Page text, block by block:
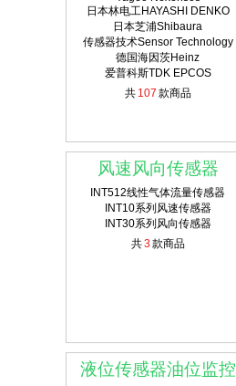
日本林电工HAYASHI DENKO
日本芝浦Shibaura
传感器技术Sensor Technology
德国海因茨Heinz
爱普科斯TDK EPCOS
共 107 款商品
风速风向传感器
INT512线性气体流量传感器
INT10系列风速传感器
INT30系列风向传感器
共3 款商品
液位传感器油位监控